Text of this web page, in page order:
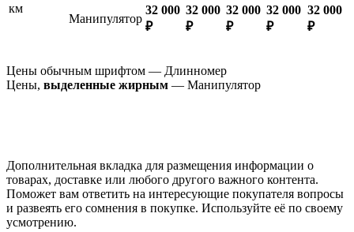
км
Манипулятор
32 000
₽
32 000
₽
32 000
₽
32 000
₽
32 000
₽
Цены обычным шрифтом — Длинномер
Цены, выделенные жирным — Манипулятор
Дополнительная вкладка для размещения информации о
товарах, доставке или любого другого важного контента.
Поможет вам ответить на интересующие покупателя вопросы
и развеять его сомнения в покупке. Используйте её по своему
усмотрению.